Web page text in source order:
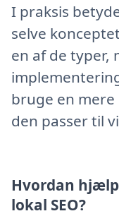
I praksis
selve
en af de typer,
bruge en
den passer til
Hvordan
lokal SEO?